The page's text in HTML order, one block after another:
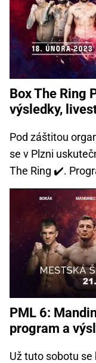
Box The Ring
výsledky,
Pod záštitou
se v Plzni
The Ring ✔️.
PML 6:
program a
Už tuto sobotu se